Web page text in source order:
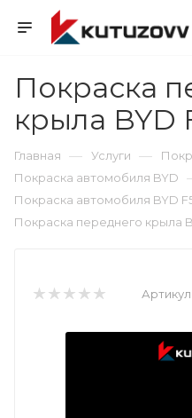
Покраска
крыла BYD
Главная — Услуги —
Покраска автомобиля BYD
Покраска автомобиля BYD
Покраска переднего крыла
Артикул: